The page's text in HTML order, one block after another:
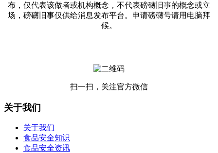
布，仅代表该做者或机构概念，不代表磅礴旧事的概念或立
场，磅礴旧事仅供给消息发布平台。申请磅礴号请用电脑拜
候。
扫一扫，关注官方微信
关于我们
关于我们
食品安全知识
食品安全资讯